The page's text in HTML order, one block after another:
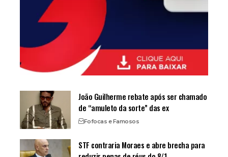
João Guilherme rebate após ser chamado
de “amuleto da sorte” das ex
Fofocas e Famosos
STF contraria Moraes e abre brecha para